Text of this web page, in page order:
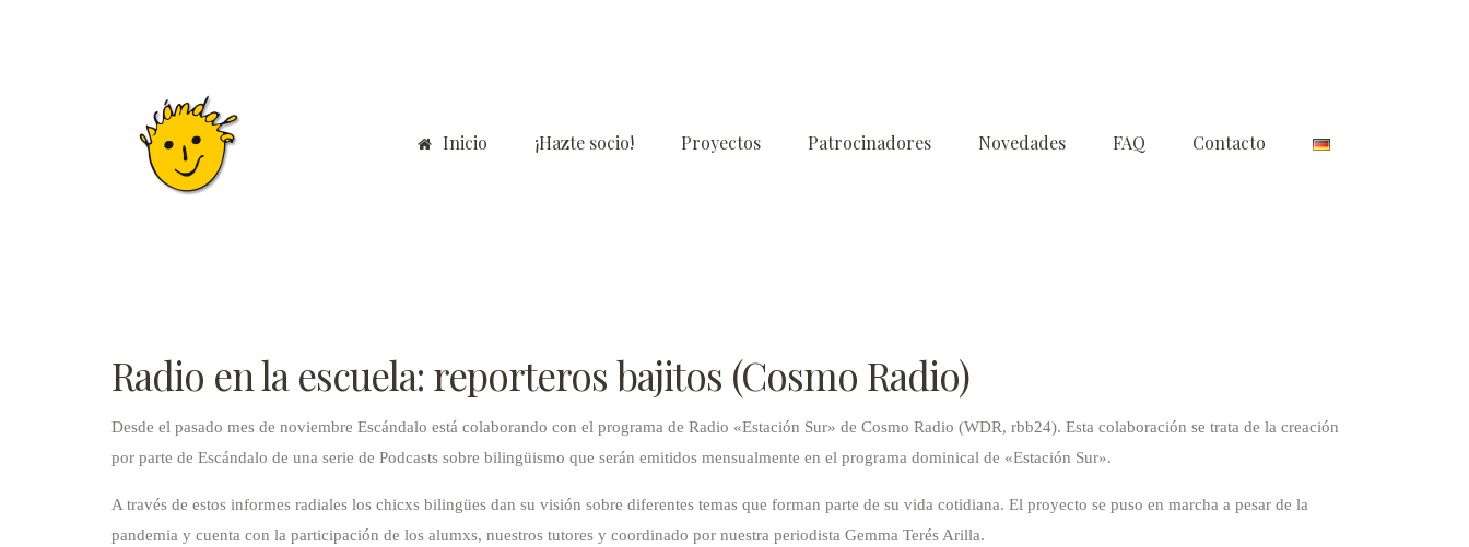
Inicio ¡Hazte socio! Proyectos Patrocinadores Novedades FAQ Contacto
Radio en la escuela: reporteros bajitos (Cosmo Radio)
Desde el pasado mes de noviembre Escándalo está colaborando con el programa de Radio «Estación Sur» de Cosmo Radio (WDR, rbb24). Esta colaboración se trata de la creación
por parte de Escándalo de una serie de Podcasts sobre bilingüismo que serán emitidos mensualmente en el programa dominical de «Estación Sur».
A través de estos informes radiales los chicxs bilingües dan su visión sobre diferentes temas que forman parte de su vida cotidiana. El proyecto se puso en marcha a pesar de la
pandemia y cuenta con la participación de los alumxs, nuestros tutores y coordinado por nuestra periodista Gemma Terés Arilla.